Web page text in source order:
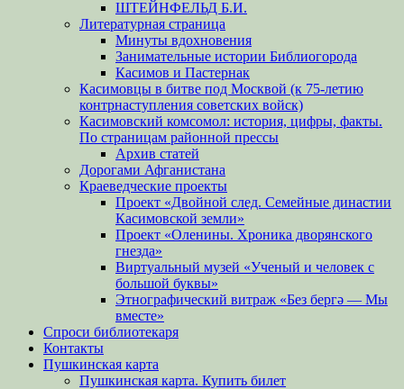
ШТЕЙНФЕЛЬД Б.И.
Литературная страница
Минуты вдохновения
Занимательные истории Библиогорода
Касимов и Пастернак
Касимовцы в битве под Москвой (к 75-летию
контрнаступления советских войск)
Касимовский комсомол: история, цифры, факты.
По страницам районной прессы
Архив статей
Дорогами Афганистана
Краеведческие проекты
Проект «Двойной след. Семейные династии
Касимовской земли»
Проект «Оленины. Хроника дворянского
гнезда»
Виртуальный музей «Ученый и человек с
большой буквы»
Этнографический витраж «Без бергə — Мы
вместе»
Спроси библиотекаря
Контакты
Пушкинская карта
Пушкинская карта. Купить билет